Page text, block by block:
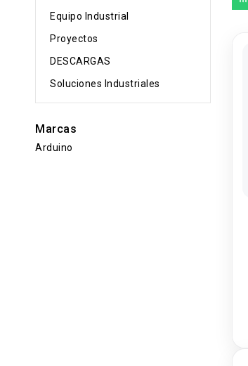
Equipo Industrial
Proyectos
DESCARGAS
Soluciones Industriales
Marcas
Arduino